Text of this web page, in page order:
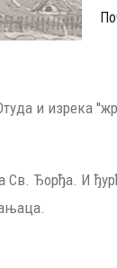
и изрека
Св. Ђорђа. И